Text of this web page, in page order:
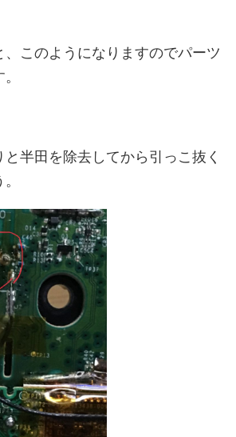
このようになりますのでパーツ
半田を除去してから引っこ抜く